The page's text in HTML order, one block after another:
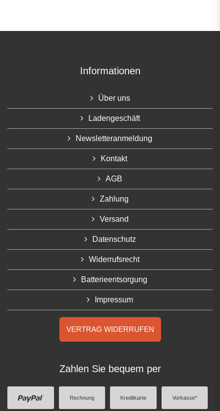
Informationen
Über uns
Ladengeschäft
Newsletteranmeldung
Kontakt
AGB
Zahlung
Versand
Datenschutz
Widerrufsrecht
Batterieentsorgung
Impressum
VERTRAG WIDERRUFEN
Zahlen Sie bequem per
Rechnung Kreditkarte Vorkasse*